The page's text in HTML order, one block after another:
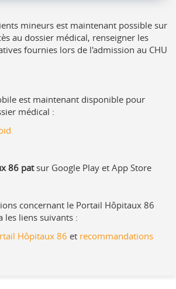
mineurs est maintenant possible sur
au dossier médical, renseigner les
fournies lors de l'admission au CHU
est maintenant disponible pour
médical :
86 patsur Google Play et App Store
concernant le Portail Hôpitaux 86
les liens suivants :
Hôpitaux 86 et recommandations